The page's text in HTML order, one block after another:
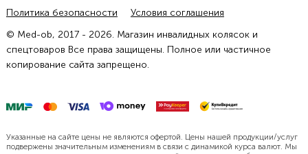
Политика безопасности
Условия соглашения
© Med-ob, 2017 - 2026. Магазин инвалидных колясок и
спецтоваров Все права защищены. Полное или частичное
копирование сайта запрещено.
Указанные на сайте цены не являются офертой. Цены нашей продукции/услуг
подвержены значительным изменениям в связи с динамикой курса валют. Мы